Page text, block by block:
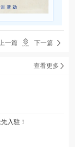
一篇 下一篇
查看更多
入驻！